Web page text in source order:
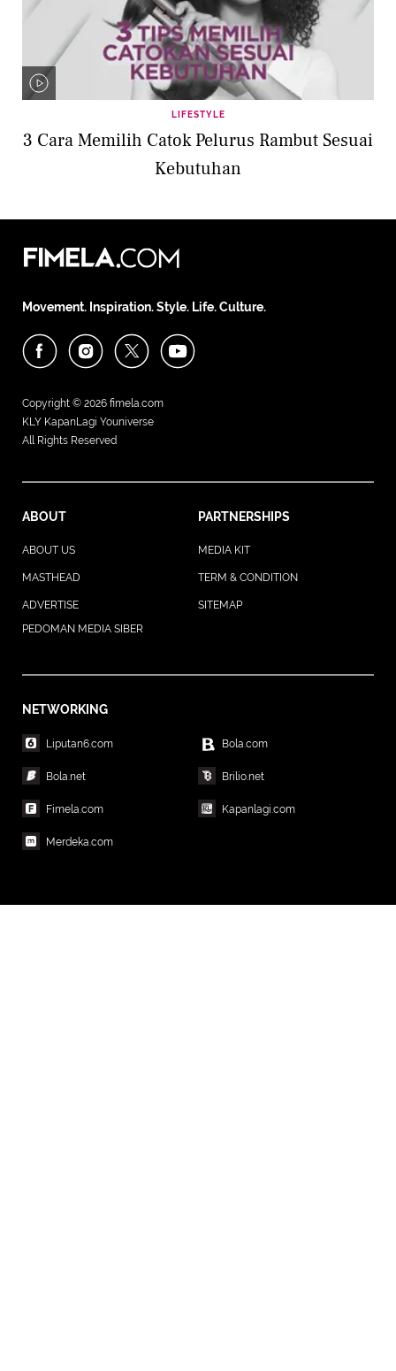
LIFESTYLE
3 Cara Memilih Catok Pelurus Rambut Sesuai
Kebutuhan
Movement. Inspiration. Style. Life. Culture.
Copyright © 2026 fimela.com
KLY KapanLagi Youniverse
All Rights Reserved
ABOUT PARTNERSHIPS
ABOUT US MEDIA KIT
MASTHEAD TERM & CONDITION
ADVERTISE
SITEMAP
PEDOMAN MEDIA SIBER
NETWORKING
Liputan6.com Bola.com
Bola.net Brilio.net
Fimela.com Kapanlagi.com
Merdeka.com